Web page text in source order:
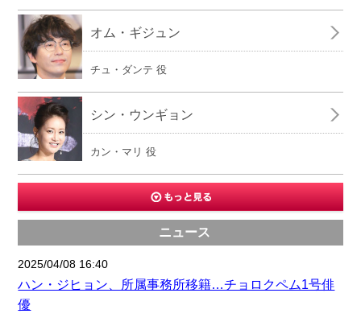
オム・ギジュン
チュ・ダンテ 役
シン・ウンギョン
カン・マリ 役
ニュース
2025/04/08 16:40
ハン・ジヒョン、所属事務所移籍…チョロクペム1号俳
優